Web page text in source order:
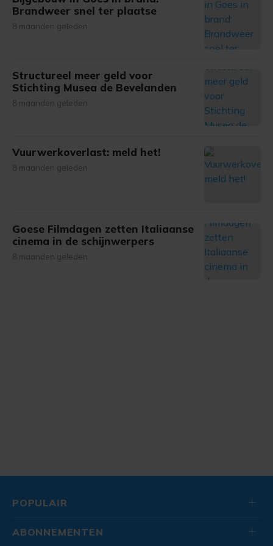
Brandweer snel ter plaatse
8 maanden geleden
Structureel meer geld voor
Stichting Musea de Bevelanden
8 maanden geleden
Vuurwerkoverlast: meld het!
8 maanden geleden
Goese Filmdagen zetten Italiaanse
cinema in de schijnwerpers
8 maanden geleden
POPULAIR
ABONNEMENTEN